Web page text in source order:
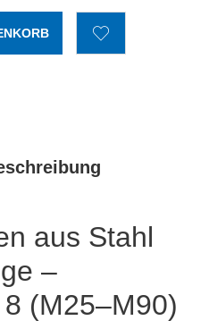
aus Stahl
–
(M25–M90)